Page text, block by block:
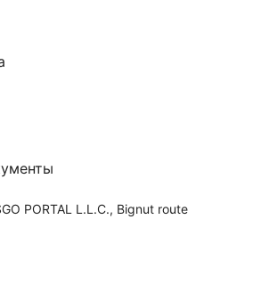
PORTAL L.L.C., Bignut route